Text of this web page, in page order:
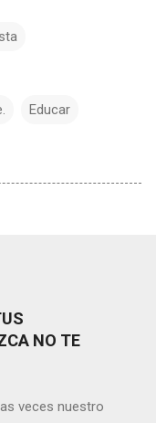
Educar
NO TE
veces nuestro